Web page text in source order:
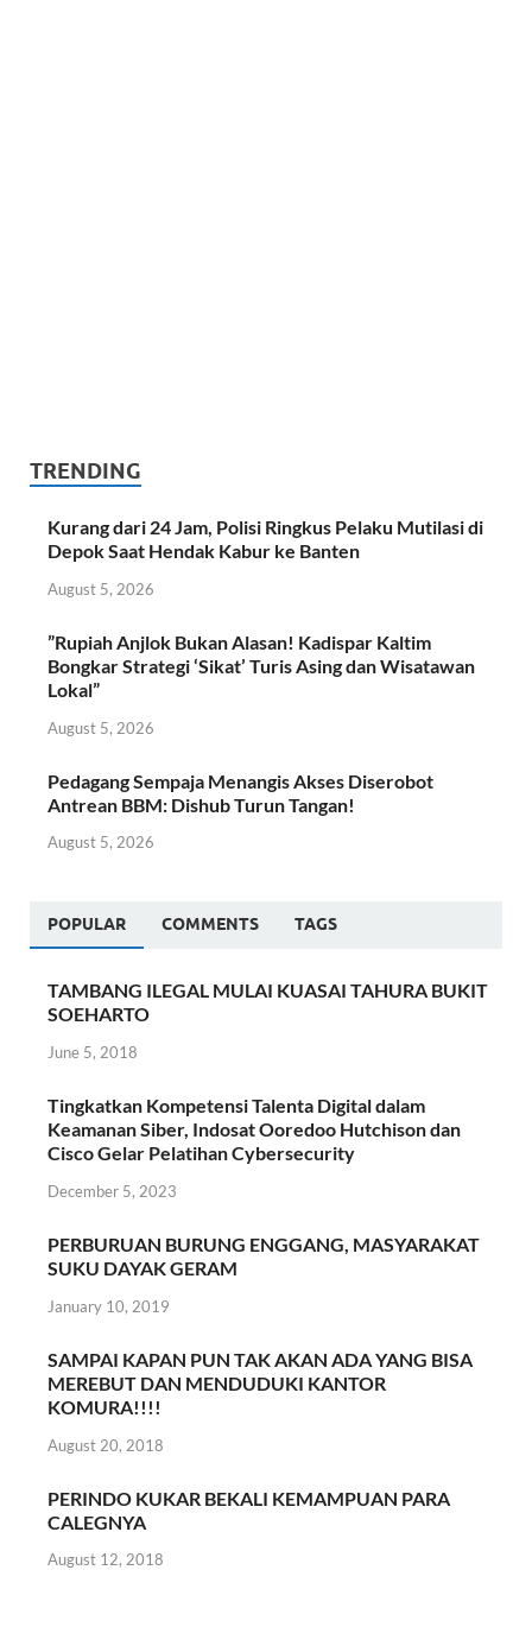
TRENDING
Kurang dari 24 Jam, Polisi Ringkus Pelaku Mutilasi di
Depok Saat Hendak Kabur ke Banten
August 5, 2026
​”Rupiah Anjlok Bukan Alasan! Kadispar Kaltim
Bongkar Strategi ‘Sikat’ Turis Asing dan Wisatawan
Lokal”
August 5, 2026
Pedagang Sempaja Menangis Akses Diserobot
Antrean BBM: Dishub Turun Tangan!
August 5, 2026
POPULAR COMMENTS TAGS
TAMBANG ILEGAL MULAI KUASAI TAHURA BUKIT
SOEHARTO
June 5, 2018
Tingkatkan Kompetensi Talenta Digital dalam
Keamanan Siber, Indosat Ooredoo Hutchison dan
Cisco Gelar Pelatihan Cybersecurity
December 5, 2023
PERBURUAN BURUNG ENGGANG, MASYARAKAT
SUKU DAYAK GERAM
January 10, 2019
SAMPAI KAPAN PUN TAK AKAN ADA YANG BISA
MEREBUT DAN MENDUDUKI KANTOR
KOMURA!!!!
August 20, 2018
PERINDO KUKAR BEKALI KEMAMPUAN PARA
CALEGNYA
August 12, 2018